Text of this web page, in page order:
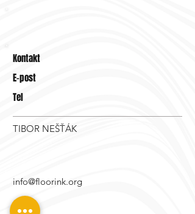
Kontakt
E-post
Tel
TIBOR NEŠŤÁK
info@floorink.org